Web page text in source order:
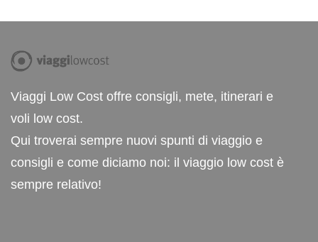
Viaggi Low Cost offre consigli, mete, itinerari e
voli low cost.
Qui troverai sempre nuovi spunti di viaggio e
consigli e come diciamo noi: il viaggio low cost è
sempre relativo!